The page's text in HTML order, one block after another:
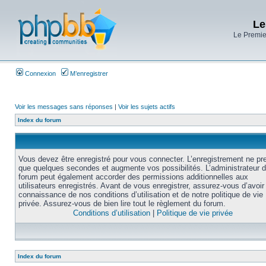
Le
Connexion M’enregistrer
Voir les messages sans réponses | Voir les sujets actifs
Index du forum
Vous devez être enregistré pour vous connecter. L’enregistrement ne
que quelques secondes et augmente vos possibilités. L’administrateur
forum peut également accorder des permissions additionnelles aux
utilisateurs enregistrés. Avant de vous enregistrer, assurez-vous
connaissance de nos conditions d’utilisation et de notre politique de vie
privée. Assurez-vous de bien lire tout le règlement du forum.
Conditions d’utilisation
Politique de vie privée
Index du forum